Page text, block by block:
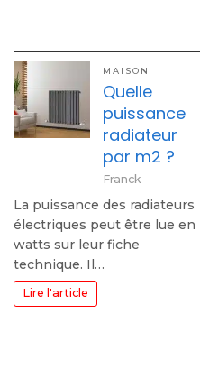
MAISON
Quelle
puissance
radiateur
par m2 ?
Franck
La puissance des radiateurs
électriques peut être lue en
watts sur leur fiche
technique. Il…
Lire l'article